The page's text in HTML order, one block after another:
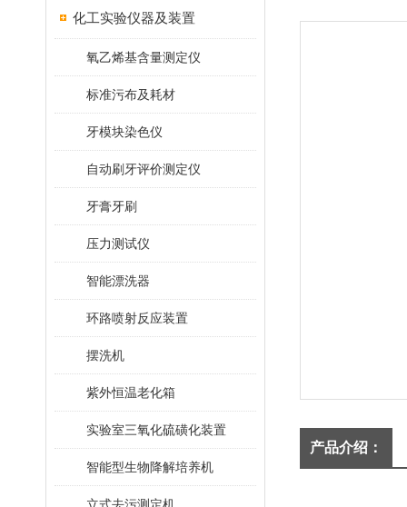
化工实验仪器及装置
氧乙烯基含量测定仪
标准污布及耗材
牙模块染色仪
自动刷牙评价测定仪
牙膏牙刷
压力测试仪
智能漂洗器
环路喷射反应装置
摆洗机
紫外恒温老化箱
实验室三氧化硫磺化装置
智能型生物降解培养机
产品介绍：